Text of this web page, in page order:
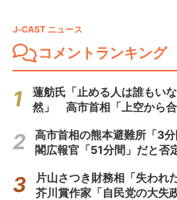
J-CAST ニュース
コメントランキング
蓮舫氏「止める人は誰もい
然」 高市首相「上空から
高市首相の熊本避難所「3
閣広報官「51分間」だと否
片山さつき財務相「失わ
芥川賞作家「自民党の大失